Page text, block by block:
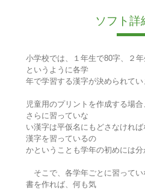
ソフト詳
小学校では、１年生で80字、２
というように各学
年で学習する漢字が決められてい
児童用のプリントを作成する場
さらに習っていな
い漢字は平仮名にもどさなけれ
漢字を習っているの
かということも学年の初めには分
そこで、各学年ごとに習ってい
書を作れば、何も気